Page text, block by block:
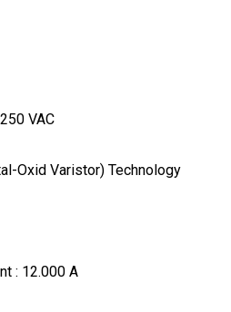
VAC
Oxid Varistor) Technology
: 12.000 A